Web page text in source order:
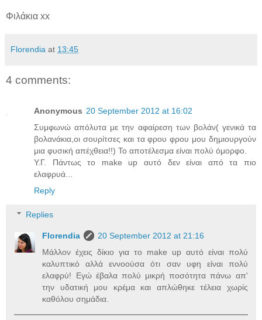
Φιλάκια xx
Florendia at 13:45
4 comments:
Anonymous 20 September 2012 at 16:02
Συμφωνώ απόλυτα με την αφαίρεση των βολάν( γενικά τα
βολανάκια,οι σουρίτσες και τα φρου φρου μου δημιουργούν
μια φυσική απέχθεια!!) Το αποτέλεσμα είναι πολύ όμορφο.
Υ.Γ. Πάντως το make up αυτό δεν είναι από τα πιο
ελαφρυά...
Reply
Replies
Florendia
20 September 2012 at 21:16
Μάλλον έχεις δίκιο για το make up αυτό είναι πολύ
καλυπτικό αλλά εννοούσα ότι σαν υφη είναι πολύ
ελαφρύ! Εγώ έβαλα πολύ μικρή ποσότητα πάνω απ'
την υδατική μου κρέμα και απλώθηκε τέλεια χωρίς
καθόλου σημάδια.